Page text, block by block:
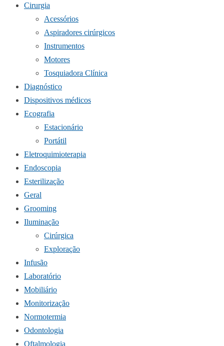
Cirurgia
Acessórios
Aspiradores cirúrgicos
Instrumentos
Motores
Tosquiadora Clínica
Diagnóstico
Dispositivos médicos
Ecografia
Estacionário
Portátil
Eletroquimioterapia
Endoscopia
Esterilização
Geral
Grooming
Iluminação
Cirúrgica
Exploração
Infusão
Laboratório
Mobiliário
Monitorização
Normotermia
Odontologia
Oftalmologia